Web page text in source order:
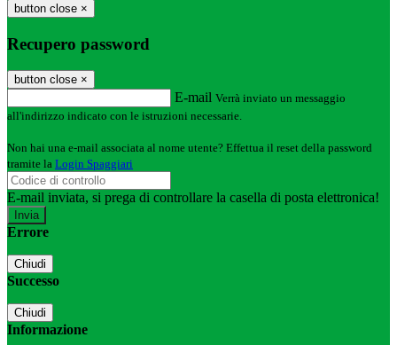
button close ×
Recupero password
button close ×
E-mail Verrà inviato un messaggio
all'indirizzo indicato con le istruzioni necessarie.
Non hai una e-mail associata al nome utente? Effettua il reset della password
tramite la Login Spaggiari
E-mail inviata, si prega di controllare la casella di posta elettronica!
Errore
Chiudi
Successo
Chiudi
Informazione